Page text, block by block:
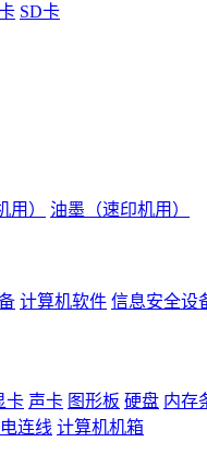
SD卡
用） 油墨（速印机用）
计算机软件 信息安全设
卡 声卡 图形板 硬盘 内存
连线 计算机机箱